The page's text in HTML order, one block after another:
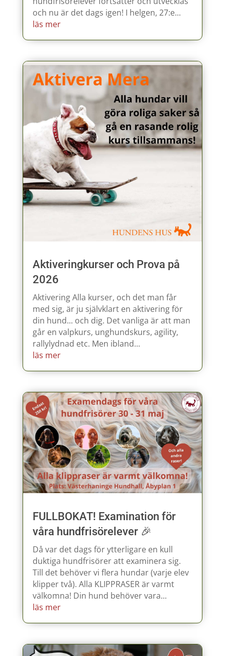
och nu är det dags igen! I helgen, 27:e...
läs mer
Aktiveringkurser och Prova på
2026
Aktivering Alla kurser, och det man får
med sig, är ju självklart en aktivering för
din hund... och dig. Det vanliga är att man
går en valpkurs, unghundskurs, agility,
rallylydnad etc. Men ibland...
läs mer
FULLBOKAT! Examination för
våra hundfrisörelever 🎉
Då var det dags för ytterligare en kull
duktiga hundfrisörer att examinera sig.
Till det behöver vi flera hundar (varje elev
klipper två). Alla KLIPPRASER är varmt
välkomna! Din hund behöver vara...
läs mer